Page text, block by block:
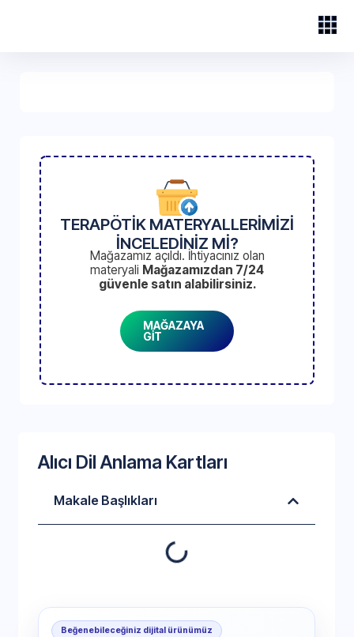
TERAPÖTİK MATERYALLERİMİZİ
İNCELEDİNİZ Mİ?
Mağazamız açıldı. İhtiyacınız olan
materyali Mağazamızdan 7/24
güvenle satın alabilirsiniz.
MAĞAZAYA
GİT
Alıcı Dil Anlama Kartları
Makale Başlıkları
Beğenebileceğiniz dijital ürünümüz